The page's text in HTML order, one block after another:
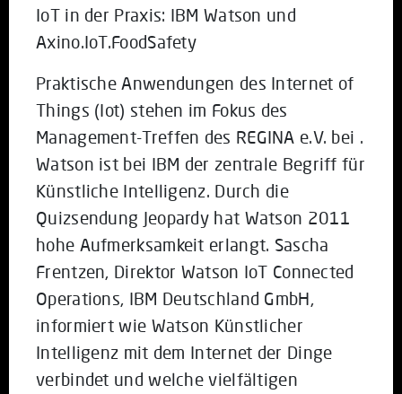
IoT in der Praxis: IBM Watson und
Axino.IoT.FoodSafety
Praktische Anwendungen des Internet of
Things (Iot) stehen im Fokus des
Management-Treffen des REGINA e.V. bei .
Watson ist bei IBM der zentrale Begriff für
Künstliche Intelligenz. Durch die
Quizsendung Jeopardy hat Watson 2011
hohe Aufmerksamkeit erlangt. Sascha
Frentzen, Direktor Watson IoT Connected
Operations, IBM Deutschland GmbH,
informiert wie Watson Künstlicher
Intelligenz mit dem Internet der Dinge
verbindet und welche vielfältigen